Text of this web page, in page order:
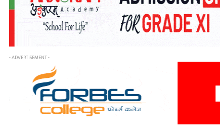
- ADVERTISEMENT -